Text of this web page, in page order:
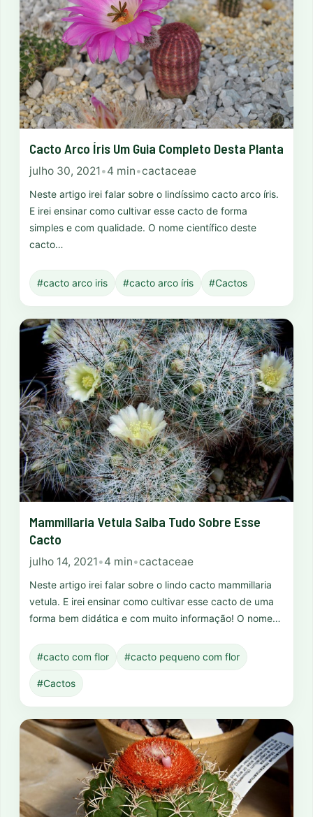
Cacto Arco Íris Um Guia Completo Desta Planta
julho 30, 2021•4 min•cactaceae
Neste artigo irei falar sobre o lindíssimo cacto arco íris.
E irei ensinar como cultivar esse cacto de forma
simples e com qualidade. O nome científico deste
cacto…
#cacto arco iris #cacto arco íris #Cactos
Mammillaria Vetula Saiba Tudo Sobre Esse
Cacto
julho 14, 2021•4 min•cactaceae
Neste artigo irei falar sobre o lindo cacto mammillaria
vetula. E irei ensinar como cultivar esse cacto de uma
forma bem didática e com muito informação! O nome…
#cacto com flor #cacto pequeno com flor
#Cactos